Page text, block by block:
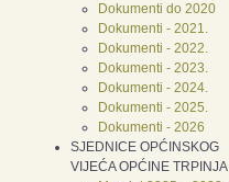
Dokumenti do 2020
Dokumenti - 2021.
Dokumenti - 2022.
Dokumenti - 2023.
Dokumenti - 2024.
Dokumenti - 2025.
Dokumenti - 2026
SJEDNICE OPĆINSKOG
VIJEĆA OPĆINE TRPINJA